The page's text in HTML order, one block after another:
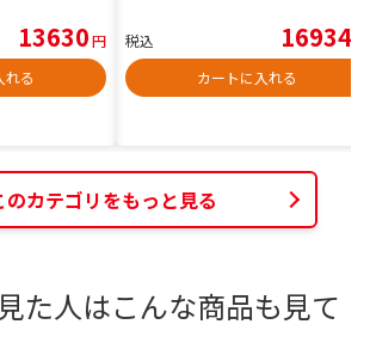
13630円
れる
税込 16934
カートに入れる
のカテゴリをもっと見る
た人はこんな商品も見て